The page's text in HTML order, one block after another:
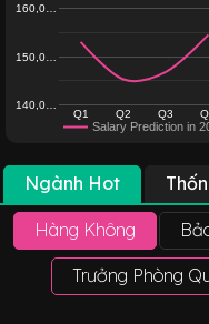
Salary Prediction in
Q1 Q2 Q3
140,0…
150,0…
160,0…
Ngành Hot
Hàng Không
Trưởng Phòng